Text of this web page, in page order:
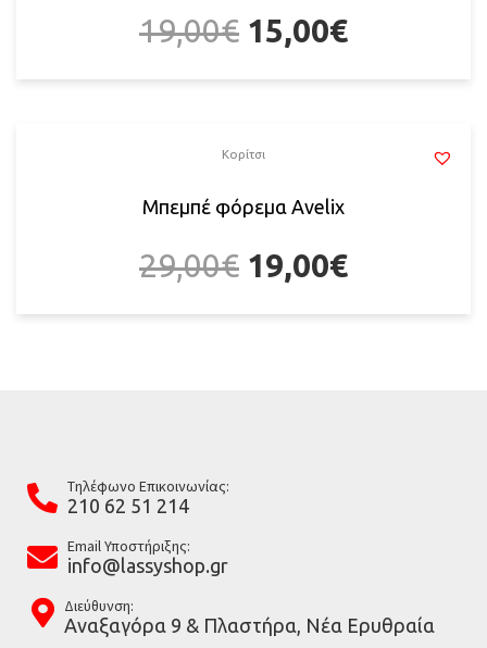
19,00€ 15,00€
Κορίτσι
Μπεμπέ φόρεμα Avelix
29,00€ 19,00€
Tηλέφωνο Επικοινωνίας:
210 62 51 214
Email Υποστήριξης:
info@lassyshop.gr
Διεύθυνση:
Αναξαγόρα 9 & Πλαστήρα, Νέα Ερυθραία